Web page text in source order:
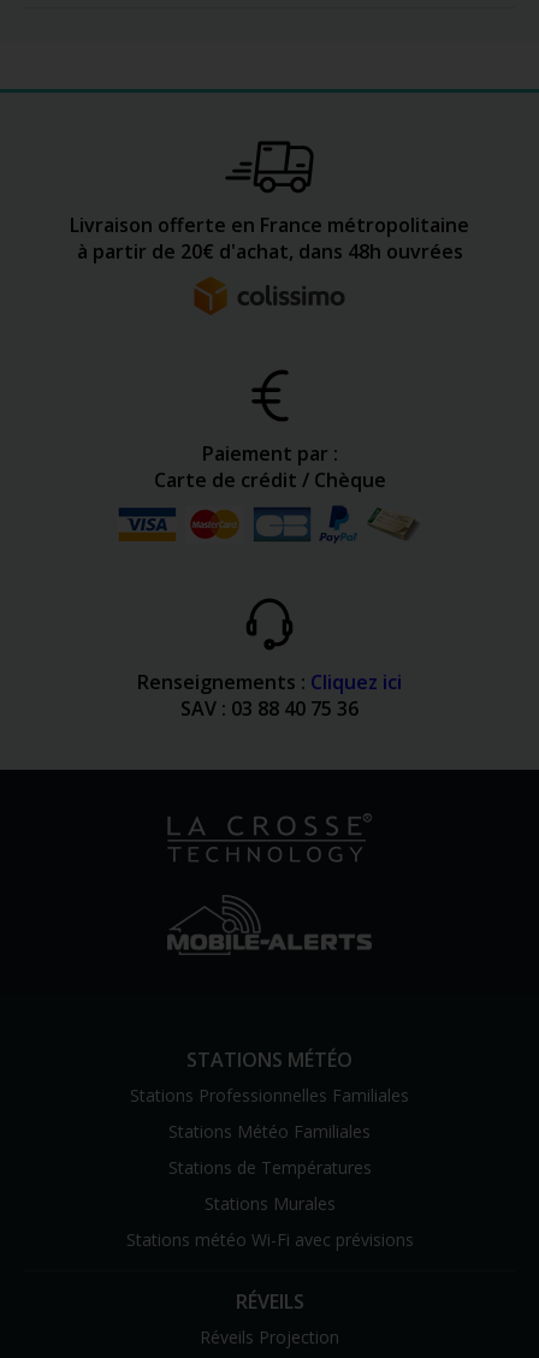
Livraison offerte en France métropolitaine
à partir de 20€ d'achat, dans 48h ouvrées
Paiement par :
Carte de crédit / Chèque
Renseignements : Cliquez ici
SAV : 03 88 40 75 36
STATIONS MÉTÉO
Stations Professionnelles Familiales
Stations Météo Familiales
Stations de Températures
Stations Murales
Stations météo Wi-Fi avec prévisions
RÉVEILS
Réveils Projection